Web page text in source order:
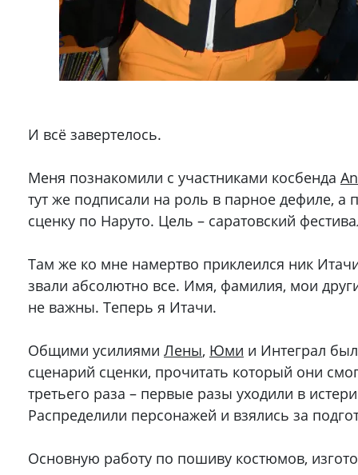
И всё завертелось.
Меня познакомили с участниками косбенда
тут же подписали на роль в парное дефиле, а
сценку по Наруто. Цель – саратовский
Там же ко мне намертво приклеился ник
звали абсолютно все. Имя, фамилия, мои
не важны. Теперь я Итачи.
Общими усилиями Лены, Юми и Интеграл
сценарий сценки, прочитать который они
третьего раза – первые разы уходили в
Распределили персонажей и взялись за
Основную работу по пошиву костюмов,